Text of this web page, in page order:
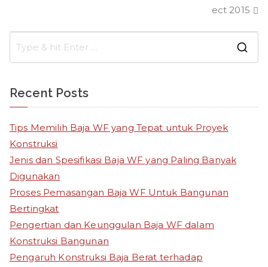
ect 2015
Recent Posts
Tips Memilih Baja WF yang Tepat untuk Proyek
Konstruksi
Jenis dan Spesifikasi Baja WF yang Paling Banyak
Digunakan
Proses Pemasangan Baja WF Untuk Bangunan
Bertingkat
Pengertian dan Keunggulan Baja WF dalam
Konstruksi Bangunan
Pengaruh Konstruksi Baja Berat terhadap